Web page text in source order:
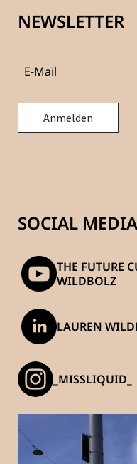
NEWSLETTER
SOCIAL MEDIA
THE FUTURE
WILDBOLZ
LAUREN
_MISSLIQUID_